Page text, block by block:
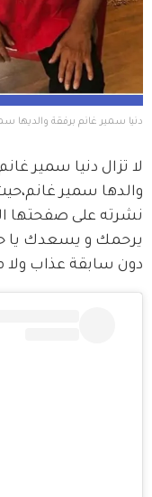
دنيا سمير غانم برفقة والديها
لا تزال دنيا سمير
والدها سمير
نشرته على صفحتها
يرحمك و يسعدك يا
دون سابقة عذاب